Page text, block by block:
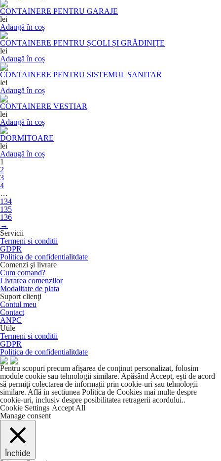
CONTAINERE PENTRU GARAJE
lei
Adaugă în coș
CONTAINERE PENTRU ȘCOLI ȘI GRĂDINIȚE
lei
Adaugă în coș
CONTAINERE PENTRU SISTEMUL SANITAR
lei
Adaugă în coș
CONTAINERE VESTIAR
lei
Adaugă în coș
DORMITOARE
lei
Adaugă în coș
1
2
3
4
…
134
135
136
→
Servicii
Termeni si conditii
GDPR
Politica de confidentialitdate
Comenzi şi livrare
Cum comand?
Livrarea comenzilor
Modalitate de plata
Suport clienţi
Contul meu
Contact
ANPC
Utile
Termeni si conditii
GDPR
Politica de confidentialitdate
Pentru scopuri precum afișarea de conținut personalizat, folosim
module cookie sau tehnologii similare. Apăsând Accept, ești de acord
să permiți colectarea de informații prin cookie-uri sau tehnologii
similare. Află in sectiunea Politica de Cookies mai multe despre
cookie-uri, inclusiv despre posibilitatea retragerii acordului..
Cookie Settings Accept All
Manage consent
Închide